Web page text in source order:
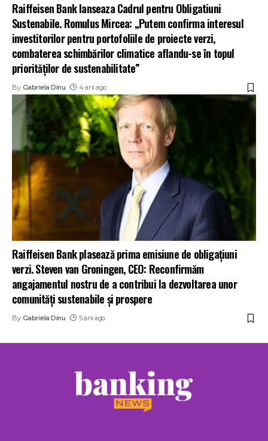
Raiffeisen Bank lanseaza Cadrul pentru Obligatiuni
Sustenabile. Romulus Mircea: „Putem confirma interesul
investitorilor pentru portofoliile de proiecte verzi,
combaterea schimbărilor climatice aflandu-se în topul
priorităților de sustenabilitate”
By Gabriela Dinu 4 ani ago
Raiffeisen Bank plasează prima emisiune de obligațiuni
verzi. Steven van Groningen, CEO: Reconfirmăm
angajamentul nostru de a contribui la dezvoltarea unor
comunități sustenabile și prospere
By Gabriela Dinu 5 ani ago